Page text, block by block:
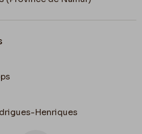
Henriques